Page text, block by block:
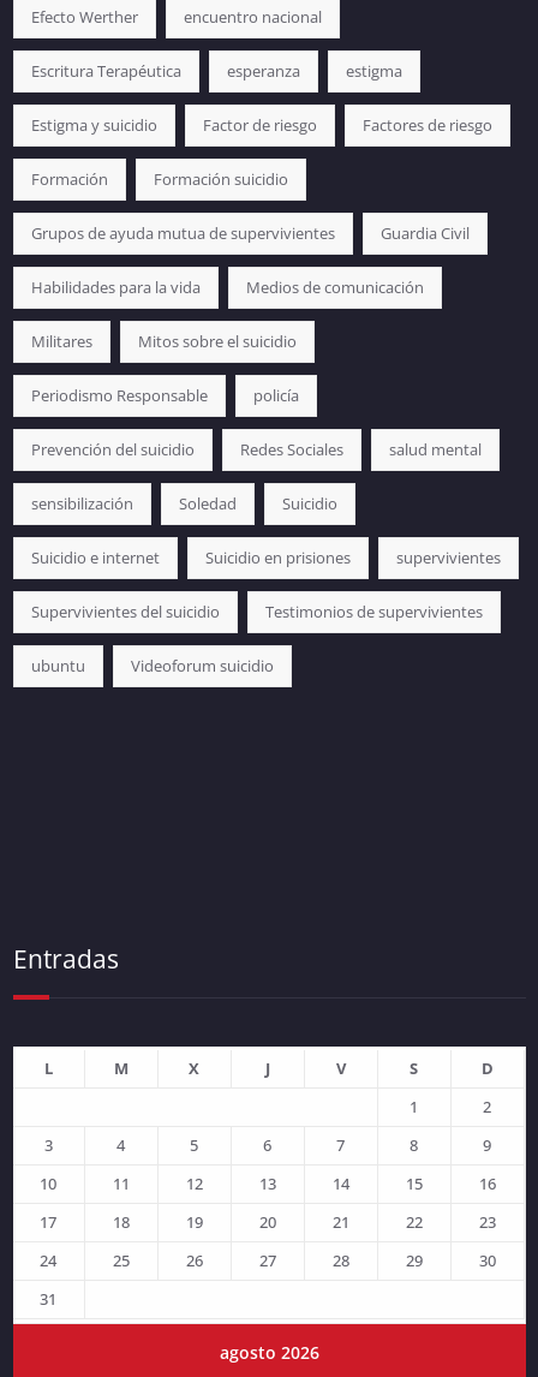
Efecto Werther encuentro nacional
Escritura Terapéutica esperanza estigma
Estigma y suicidio Factor de riesgo Factores de riesgo
Formación Formación suicidio
Grupos de ayuda mutua de supervivientes Guardia Civil
Habilidades para la vida Medios de comunicación
Militares Mitos sobre el suicidio
Periodismo Responsable policía
Prevención del suicidio Redes Sociales salud mental
sensibilización Soledad Suicidio
Suicidio e internet Suicidio en prisiones supervivientes
Supervivientes del suicidio Testimonios de supervivientes
ubuntu Videoforum suicidio
Entradas
agosto 2026
L M X J V S
D
1
2
3
4 5 6 7 8
9
10
11 12 13 14 15
16
17
18 19 20 21 22
23
24
25 26 27 28 29
30
31